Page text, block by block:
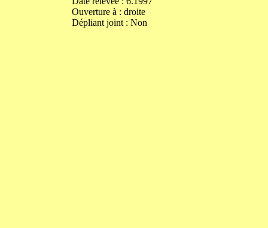
Ouverture à : droite
Dépliant joint : Non